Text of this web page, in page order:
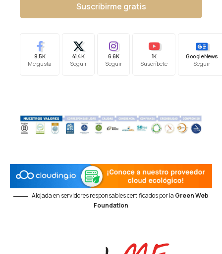
Suscribirme gratis
9.5K
Me gusta
41.4K
Seguir
6.6K
Seguir
1K
Suscríbete
Google News
Seguir
Alojada en servidores responsables certificados por la Green Web
Foundation